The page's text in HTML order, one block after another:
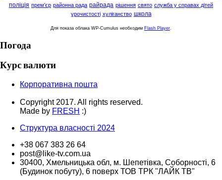
поліція прем'єр районна рада райрада рішення свято служба у справах дітей
урочистості хуліганство школа
Для показа облака WP-Cumulus необходим Flash Player
Погода
Курс валюти
Корпоративна пошта
Copyright 2017. All rights reserved.
Made by FRESH :)
Структура власності 2024
+38 067 383 26 64
post@like-tv.com.ua
30400, Хмельницька обл, м. Шепетівка, Соборності, 6
(Будинок побуту), 6 поверх ТОВ ТРК "ЛАЙК ТВ"